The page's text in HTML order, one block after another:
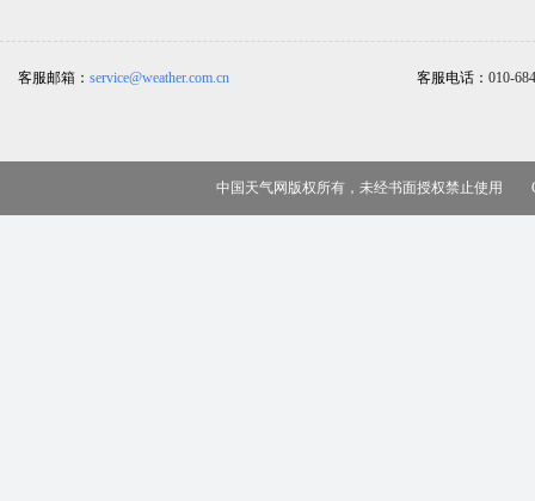
客服邮箱： service@weather.com.cn 客服电话： 010-
中国天气网版权所有，未经书面授权禁止使用